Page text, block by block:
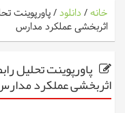
خانه/ دانلود/پاورپوینت
اثربخشی عملکرد مدارس
پاورپوینت تحلیل
اثربخشی عملکرد